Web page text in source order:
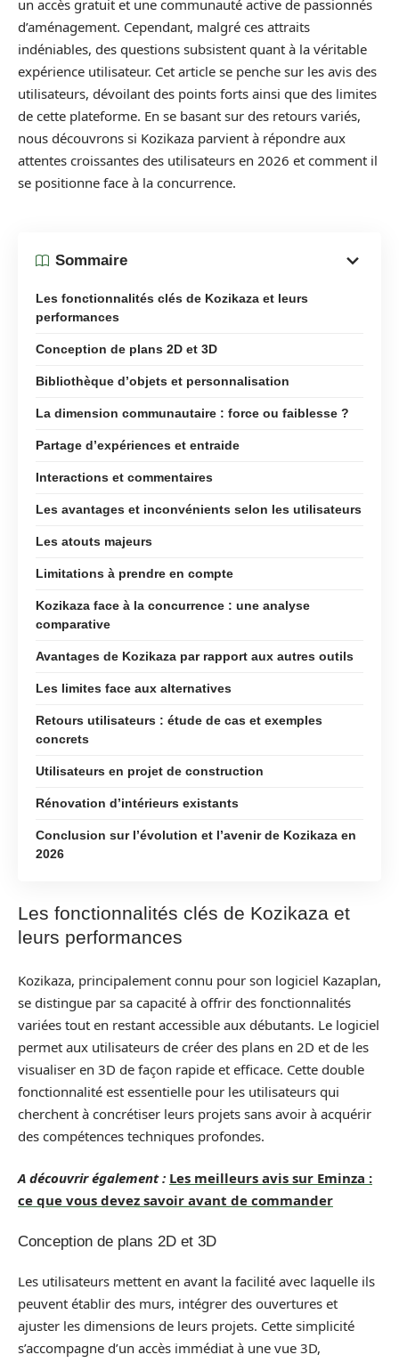
un accès gratuit et une communauté active de passionnés
d’aménagement. Cependant, malgré ces attraits
indéniables, des questions subsistent quant à la véritable
expérience utilisateur. Cet article se penche sur les avis des
utilisateurs, dévoilant des points forts ainsi que des limites
de cette plateforme. En se basant sur des retours variés,
nous découvrons si Kozikaza parvient à répondre aux
attentes croissantes des utilisateurs en 2026 et comment il
se positionne face à la concurrence.
Sommaire
Les fonctionnalités clés de Kozikaza et leurs
performances
Conception de plans 2D et 3D
Bibliothèque d’objets et personnalisation
La dimension communautaire : force ou faiblesse ?
Partage d’expériences et entraide
Interactions et commentaires
Les avantages et inconvénients selon les utilisateurs
Les atouts majeurs
Limitations à prendre en compte
Kozikaza face à la concurrence : une analyse
comparative
Avantages de Kozikaza par rapport aux autres outils
Les limites face aux alternatives
Retours utilisateurs : étude de cas et exemples
concrets
Utilisateurs en projet de construction
Rénovation d’intérieurs existants
Conclusion sur l’évolution et l’avenir de Kozikaza en
2026
Les fonctionnalités clés de Kozikaza et
leurs performances
Kozikaza, principalement connu pour son logiciel Kazaplan,
se distingue par sa capacité à offrir des fonctionnalités
variées tout en restant accessible aux débutants. Le logiciel
permet aux utilisateurs de créer des plans en 2D et de les
visualiser en 3D de façon rapide et efficace. Cette double
fonctionnalité est essentielle pour les utilisateurs qui
cherchent à concrétiser leurs projets sans avoir à acquérir
des compétences techniques profondes.
A découvrir également : Les meilleurs avis sur Eminza :
ce que vous devez savoir avant de commander
Conception de plans 2D et 3D
Les utilisateurs mettent en avant la facilité avec laquelle ils
peuvent établir des murs, intégrer des ouvertures et
ajuster les dimensions de leurs projets. Cette simplicité
s’accompagne d’un accès immédiat à une vue 3D,